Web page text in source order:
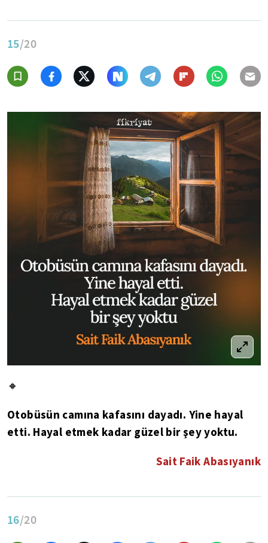
15/20
🔸
Otobüsün camına kafasını dayadı. Yine hayal
etti. Hayal etmek kadar güzel bir şey yoktu.
Sait Faik Abasıyanık
16/20